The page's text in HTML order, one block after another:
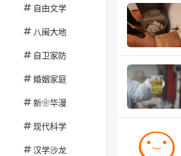
自由文学
八闽大地
自卫家防
婚姻家庭
新❀华漫
现代科学
汉学沙龙